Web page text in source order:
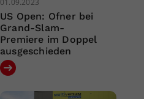
US Open: Ofner bei
Grand-Slam-
Premiere im Doppel
ausgeschieden